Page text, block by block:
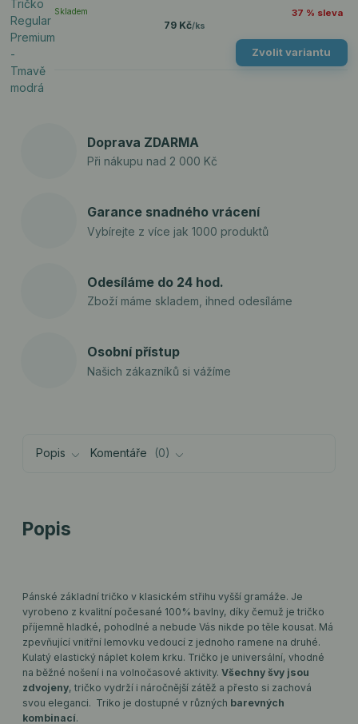
37 % sleva
79 Kč/ks
Skladem
Zvolit variantu
Doprava ZDARMA
Při nákupu nad 2 000 Kč
Garance snadného vrácení
Vybírejte z více jak 1000 produktů
Odesíláme do 24 hod.
Zboží máme skladem, ihned odesíláme
Osobní přístup
Našich zákazníků si vážíme
Popis Komentáře 0
Popis
Pánské základní tričko v klasickém střihu vyšší gramáže. Je
vyrobeno z kvalitní počesané 100% bavlny, díky čemuž je tričko
příjemně hladké, pohodlné a nebude Vás nikde po těle kousat. Má
zpevňující vnitřní lemovku vedoucí z jednoho ramene na druhé.
Kulatý elastický náplet kolem krku. Tričko je universální, vhodné
na běžné nošení i na volnočasové aktivity.Všechny švy jsou
zdvojeny, tričko vydrží i náročnější zátěž a přesto si zachová
svou eleganci. Triko je dostupné v různých barevných
kombinací.